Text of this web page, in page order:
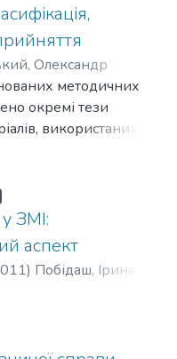
Олександр
Ганжуров, Юрій
полiграфiчний
методичних
окремі тези
використаних
курсу
справа та
рівня
комунікацій.
ЗМІ:
аспект
) Побідаш, Ірина